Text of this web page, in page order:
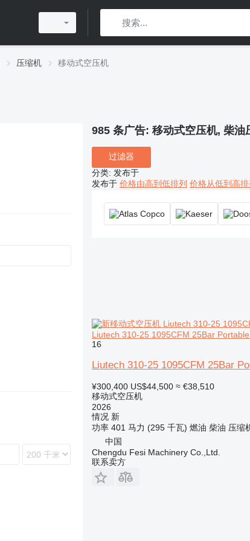
压缩机 移动式空压机
985 条广告: 移动式空压机, 柴油
过滤器
分类: 发布于
发布于 价格由高到低排列 价格从低到高排
Liutech 310-25 1095CFM 25Bar
16
Liutech 310-25 1095CFM 25Bar
¥300,400 US$44,500 ≈ €38,510
移动式空压机
2026
情况新
功率 401 马力 (295 千瓦) 燃油 柴油 压缩
中国
Chengdu Fesi Machinery Co.,Ltd.
联系卖方